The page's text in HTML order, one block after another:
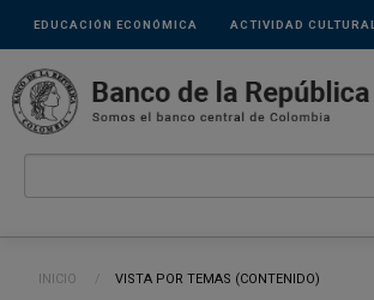
Pasar al contenido principal
Links
secundarios
ACTIVIDAD CULTURAL
EDUCACIÓN ECONÓMICA
Ruta de navegación
INICIO CURRENT:
VISTA POR TEMAS (CONTENIDO)